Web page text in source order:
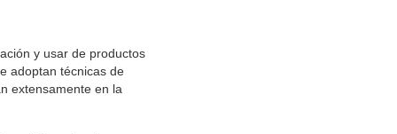
y usar de productos
adoptan técnicas de
extensamente en la